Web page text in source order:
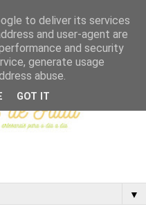
▼
to deliver its services
and user-agent are
and security
generate usage
abuse.
GOT IT